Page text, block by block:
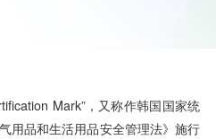
Mark”，又称作韩国国家统
用品和生活用品安全管理法》施行